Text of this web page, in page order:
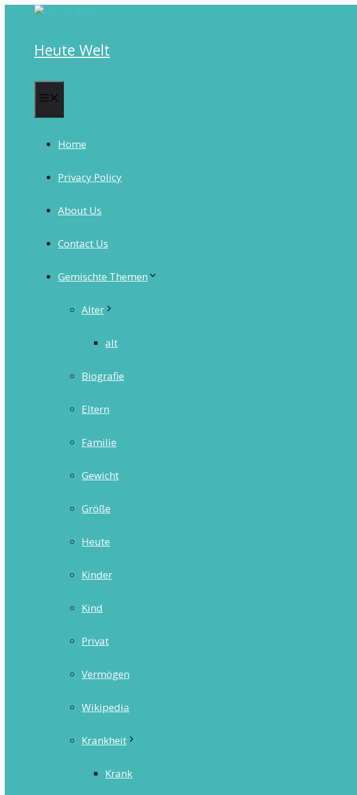
Heute Welt
Home
Privacy Policy
About Us
Contact Us
Gemischte Themen
Alter
alt
Biografie
Eltern
Familie
Gewicht
Größe
Heute
Kinder
Kind
Privat
Vermögen
Wikipedia
Krankheit
Krank